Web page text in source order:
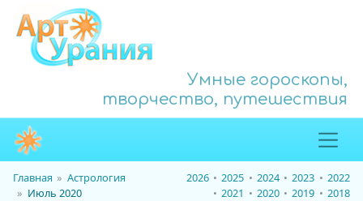
Умные гороскопы,
творчество, путешествия
Главная
Астрология
Июль 2020
2026 2025 2024 2023
2022
2021
2020 2019 2018